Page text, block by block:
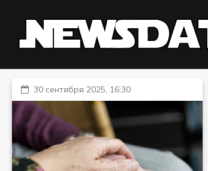
30 сентября 2025, 16:30